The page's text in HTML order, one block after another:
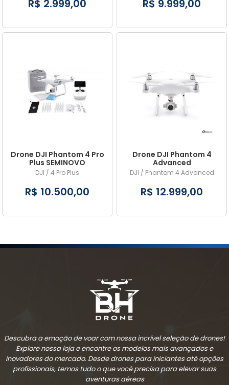
R$ 2.999,00 R$ 9.999,00
Drone DJI Phantom 4 Pro
Plus SEMINOVO
DJI / 4 Pro Plus
R$ 10.500,00
Drone DJI Phantom 4
Advanced
DJI / Phantom 4 Advanced
R$ 12.999,00
Descubra a emoção de voar com nossa incrível seleção de drones!
Explore nossa loja e encontre os modelos mais avançados e
inovadores do mercado. Desde drones para iniciantes até opções
profissionais, temos tudo o que você precisa para elevar suas
aventuras aéreas